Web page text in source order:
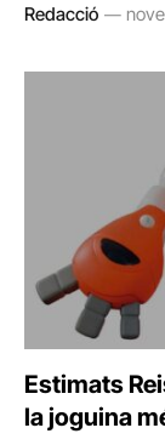
Redacció
Estimats
la joguina